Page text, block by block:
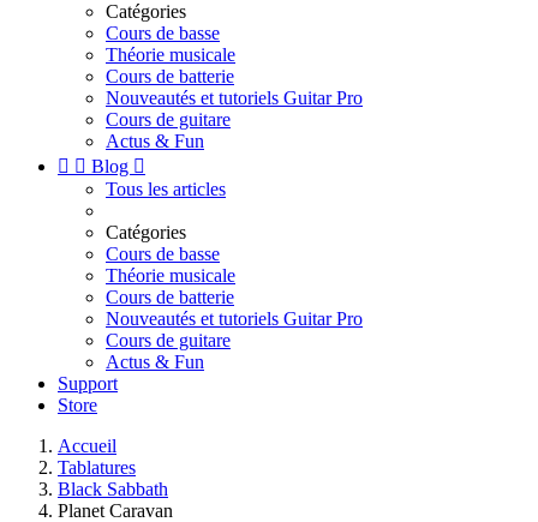
Catégories
Cours de basse
Théorie musicale
Cours de batterie
Nouveautés et tutoriels Guitar Pro
Cours de guitare
Actus & Fun
  Blog 
Tous les articles
Catégories
Cours de basse
Théorie musicale
Cours de batterie
Nouveautés et tutoriels Guitar Pro
Cours de guitare
Actus & Fun
Support
Store
Accueil
Tablatures
Black Sabbath
Planet Caravan